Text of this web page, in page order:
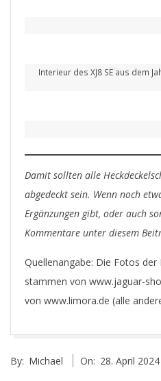
Interieur des XJ8 SE aus dem
Damit sollten alle
abgedeckt sein. Wenn noch
Ergänzungen gibt, oder auch
Kommentare unter diesem
Quellenangabe: Die Fotos der
stammen von www.jaguar-
von www.limora.de (alle
04-
By: Michael On: 28. April 2024